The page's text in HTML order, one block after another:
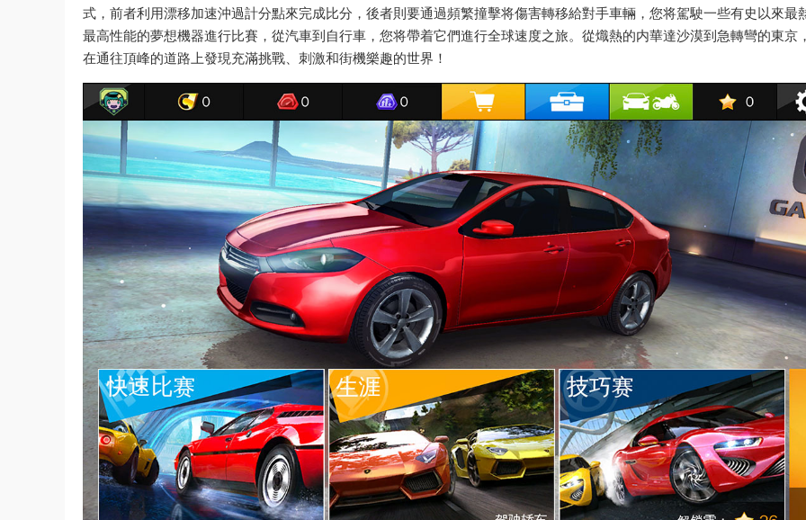
式，前者利用漂移加速沖過計分點來完成比分，後者則要通過頻繁撞擊将傷害轉移給對手車輛，您将駕駛一些有史以來最
最高性能的夢想機器進行比賽，從汽車到自行車，您将帶着它們進行全球速度之旅。從熾熱的内華達沙漠到急轉彎的東京
在通往頂峰的道路上發現充滿挑戰、刺激和街機樂趣的世界！